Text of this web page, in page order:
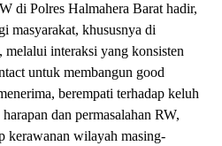
di Polres Halmahera Barat hadir,
masyarakat, khususnya di
interaksi yang konsisten
untuk membangun good
berempati terhadap keluh
dan permasalahan RW,
kerawanan wilayah masing-